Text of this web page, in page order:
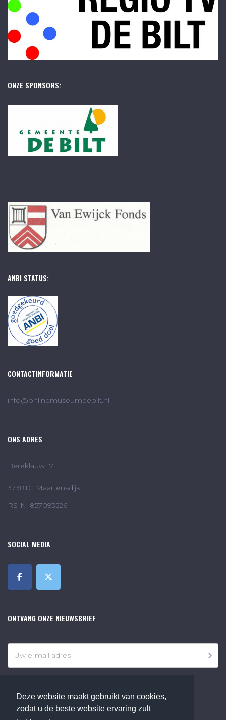
Deze website maakt gebruikt van cookies,
zodat u de beste website ervaring zult
ONZE SPONSORS:
ANBI STATUS:
CONTACTINFORMATIE
info@onlinemuseumdebilt.nl
ONS ADRES
Bereklauw 17
3738TG Maartensdijk
RSIN: 857093526
SOCIAL MEDIA
ONTVANG ONZE NIEUWSBRIEF
©2018 Online Museum de Bilt. Alle rechten voorbehouden.